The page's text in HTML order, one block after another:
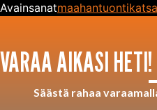
Avainsanat
VARAA AIKASI HETI!
Säästä rahaa